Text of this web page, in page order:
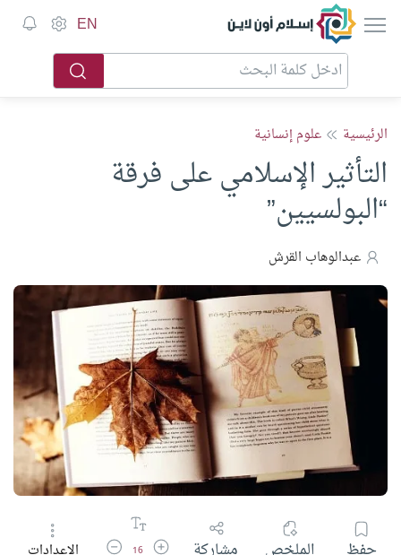
إسلام أون لاين EN
الرئيسية علوم إنسانية
التأثير الإسلامي على فرقة
“البولسيين”
عبدالوهاب القرش
زيادة حجم الخط
16 تقليل حجم الخط